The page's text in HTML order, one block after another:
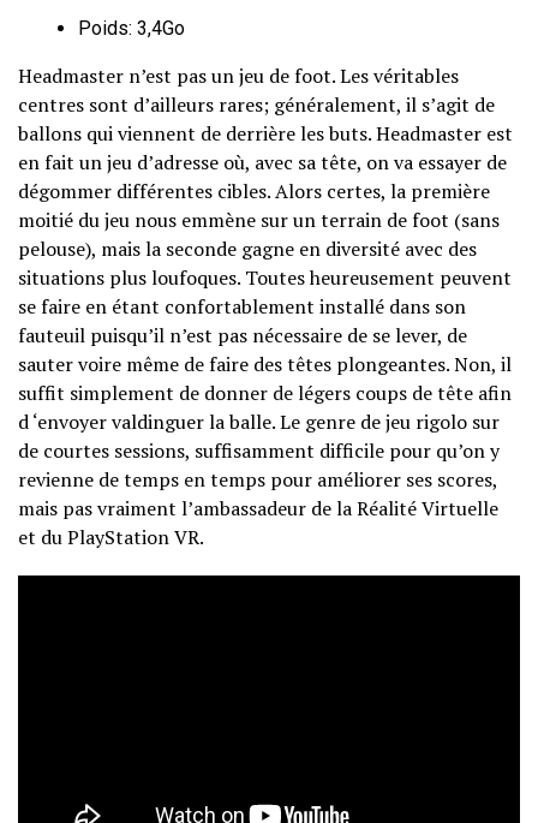
Poids: 3,4Go
Headmaster n’est pas un jeu de foot. Les véritables
centres sont d’ailleurs rares; généralement, il s’agit de
ballons qui viennent de derrière les buts. Headmaster est
en fait un jeu d’adresse où, avec sa tête, on va essayer de
dégommer différentes cibles. Alors certes, la première
moitié du jeu nous emmène sur un terrain de foot (sans
pelouse), mais la seconde gagne en diversité avec des
situations plus loufoques. Toutes heureusement peuvent
se faire en étant confortablement installé dans son
fauteuil puisqu’il n’est pas nécessaire de se lever, de
sauter voire même de faire des têtes plongeantes. Non, il
suffit simplement de donner de légers coups de tête afin
d ‘envoyer valdinguer la balle. Le genre de jeu rigolo sur
de courtes sessions, suffisamment difficile pour qu’on y
revienne de temps en temps pour améliorer ses scores,
mais pas vraiment l’ambassadeur de la Réalité Virtuelle
et du PlayStation VR.